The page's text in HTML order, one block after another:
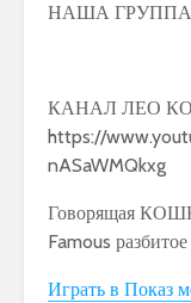
НАША ГРУППА:
КАНАЛ ЛЕО
https://
nASaWMQkxg
Говорящая
Famous
Играть в Показ